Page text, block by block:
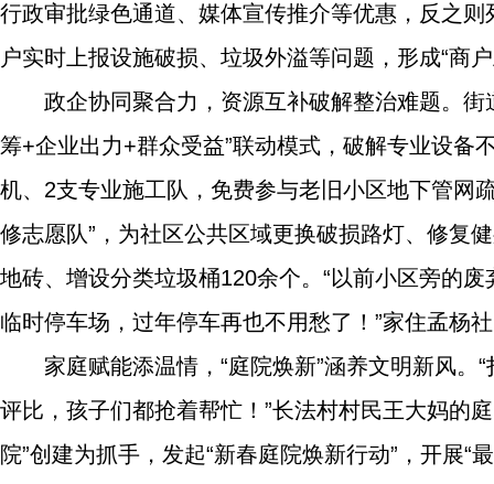
行政审批绿色通道、媒体宣传推介等优惠，反之则
户实时上报设施破损、垃圾外溢等问题，形成“
政企协同聚合力，资源互补破解整治难题。
筹+企业出力+群众受益”联动模式，破解专业设备
机、2支专业施工队，免费参与老旧小区地下管网
修志愿队”，为社区公共区域更换破损路灯、修复
地砖、增设分类垃圾桶120余个。“以前小区旁的
临时停车场，过年停车再也不用愁了！”家住孟杨
家庭赋能添温情，“庭院焕新”涵养文明新风
评比，孩子们都抢着帮忙！”长法村村民王大妈的
院”创建为抓手，发起“新春庭院焕新行动”，开展“